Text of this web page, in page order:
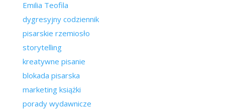
Emilia Teofila
dygresyjny codziennik
pisarskie rzemiosło
storytelling
kreatywne pisanie
blokada pisarska
marketing książki
porady wydawnicze